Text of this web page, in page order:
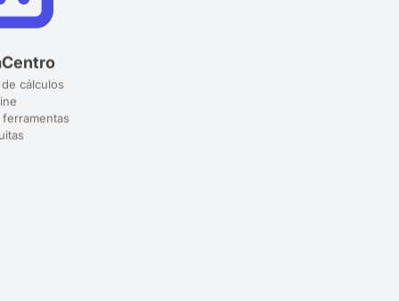
cálculos